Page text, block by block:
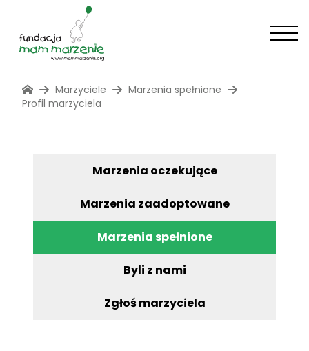
Marzyciele
Marzenia spełnione
Profil marzyciela
Marzenia oczekujące
Marzenia zaadoptowane
Marzenia spełnione
Byli z nami
Zgłoś marzyciela